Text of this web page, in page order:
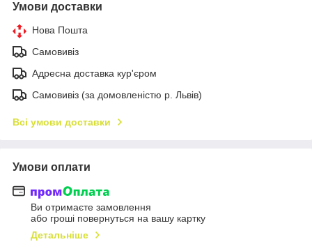
Умови доставки
Нова Пошта
Самовивіз
Адресна доставка кур'єром
Самовивіз (за домовленістю р. Львів)
Всі умови доставки
Умови оплати
Ви отримаєте замовлення
або гроші повернуться на вашу картку
Детальніше